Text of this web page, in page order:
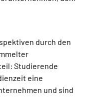
durch den
Studierende
eine
und sind